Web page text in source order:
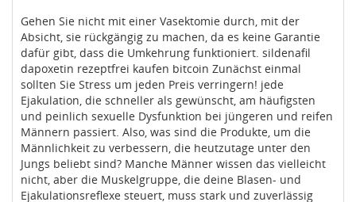
Gehen Sie nicht mit einer Vasektomie durch, mit der
Absicht, sie rückgängig zu machen, da es keine Garantie
dafür gibt, dass die Umkehrung funktioniert. sildenafil
dapoxetin rezeptfrei kaufen bitcoin Zunächst einmal
sollten Sie Stress um jeden Preis verringern! jede
Ejakulation, die schneller als gewünscht, am häufigsten
und peinlich sexuelle Dysfunktion bei jüngeren und reifen
Männern passiert. Also, was sind die Produkte, um die
Männlichkeit zu verbessern, die heutzutage unter den
Jungs beliebt sind? Manche Männer wissen das vielleicht
nicht, aber die Muskelgruppe, die deine Blasen- und
Ejakulationsreflexe steuert, muss stark und zuverlässig